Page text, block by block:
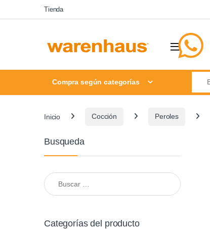
Skip to navigation
Skip to content
Tienda
Compra según categorías
Inicio Cocción Peroles
Busqueda
Buscar:
Categorías del producto